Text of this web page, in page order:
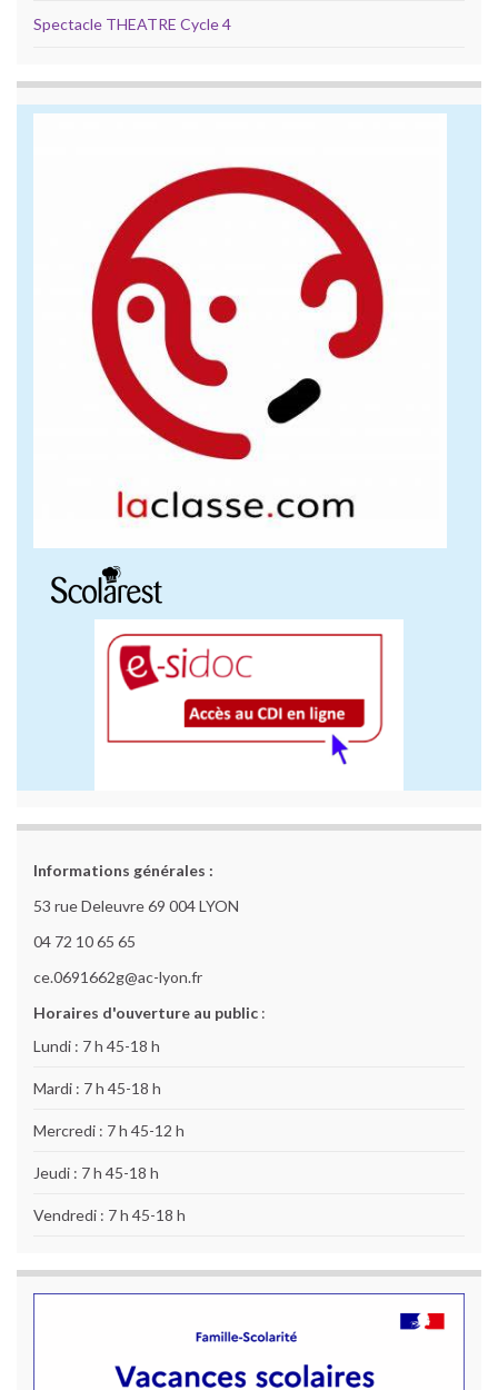
Spectacle THEATRE Cycle 4
Informations générales :
53 rue Deleuvre 69 004 LYON
04 72 10 65 65
ce.0691662g@ac-lyon.fr
Horaires d'ouverture au public :
Lundi : 7 h 45-18 h
Mardi : 7 h 45-18 h
Mercredi : 7 h 45-12 h
Jeudi : 7 h 45-18 h
Vendredi : 7 h 45-18 h